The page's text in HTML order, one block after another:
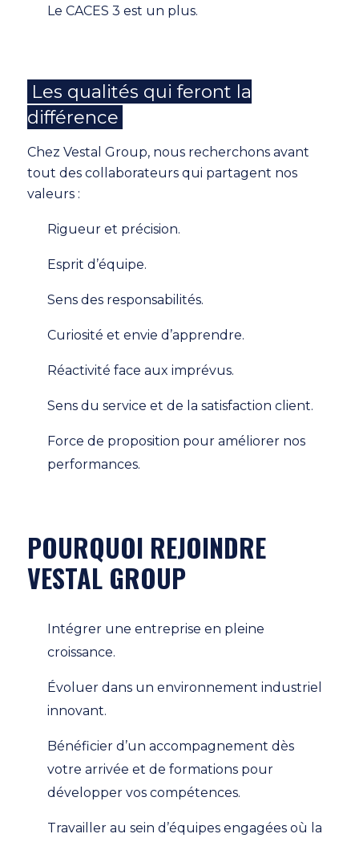
Le CACES 3 est un plus.
Les qualités qui feront la
différence
Chez Vestal Group, nous recherchons avant
tout des collaborateurs qui partagent nos
valeurs :
Rigueur et précision.
Esprit d’équipe.
Sens des responsabilités.
Curiosité et envie d’apprendre.
Réactivité face aux imprévus.
Sens du service et de la satisfaction client.
Force de proposition pour améliorer nos
performances.
POURQUOI REJOINDRE
VESTAL GROUP
Intégrer une entreprise en pleine
croissance.
Évoluer dans un environnement industriel
innovant.
Bénéficier d’un accompagnement dès
votre arrivée et de formations pour
développer vos compétences.
Travailler au sein d’équipes engagées où la